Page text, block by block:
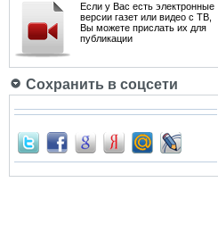
Если у Вас есть электронные
версии газет или видео с ТВ,
Вы можете прислать их для
публикации
Сохранить в соцсети